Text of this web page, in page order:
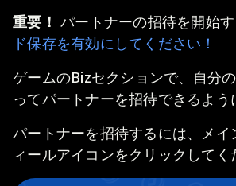
重要！ パートナーの招待を開始す
ド保存を有効にしてください！
ゲームのBizセクションで、自分
ってパートナーを招待できるよう
パートナーを招待するには、メイ
ィールアイコンをクリックしてく